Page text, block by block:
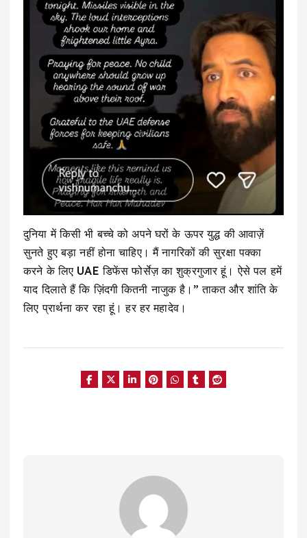
दुनिया में किसी भी बच्चे को अपने घरों के ऊपर युद्ध की आवाज़ें
सुनते हुए बड़ा नहीं होना चाहिए। मैं नागरिकों की सुरक्षा पक्का
करने के लिए UAE डिफेंस फोर्सेज़ का शुक्रगुजार हूं। ऐसे पल हमें
याद दिलाते हैं कि ज़िंदगी कितनी नाजुक है।” ताकत और शांति के
लिए प्रार्थना कर रहा हूं। हर हर महादेव।